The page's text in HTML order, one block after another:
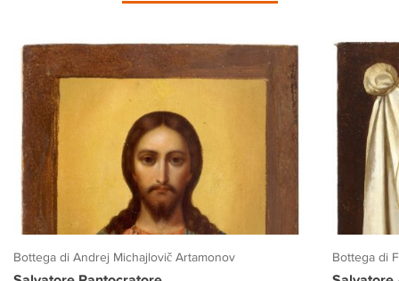
Bottega di Andrej Michajlovič Artamonov Bottega di